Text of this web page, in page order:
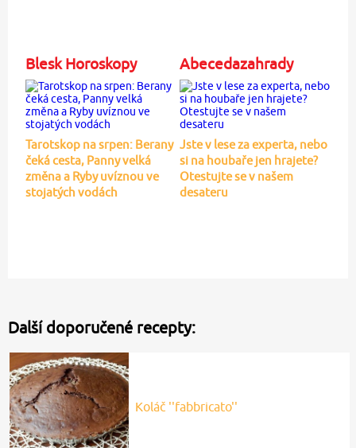
Blesk Horoskopy
Tarotskop na srpen: Berany
čeká cesta, Panny velká
změna a Ryby uvíznou ve
stojatých vodách
Abecedazahrady
Jste v lese za experta, nebo
si na houbaře jen hrajete?
Otestujte se v našem
desateru
Další doporučené recepty:
Koláč ''fabbricato''